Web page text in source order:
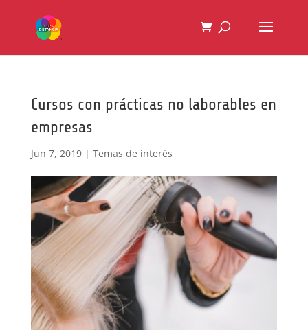
Cursos con prácticas no laborables en
empresas
Jun 7, 2019| Temas de interés